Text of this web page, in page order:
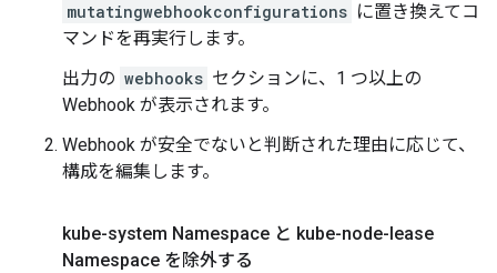
mutatingwebhookconfigurations に置き換えてコ
マンドを再実行します。
出力の webhooks セクションに、1 つ以上の
Webhook が表示されます。
Webhook が安全でないと判断された理由に応じて、
構成を編集します。
kube-system Namespace と kube-node-lease
Namespace を除外する